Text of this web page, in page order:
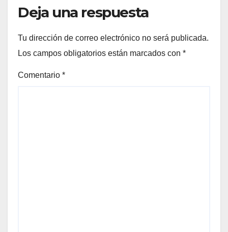
Deja una respuesta
Tu dirección de correo electrónico no será publicada.
Los campos obligatorios están marcados con *
Comentario *